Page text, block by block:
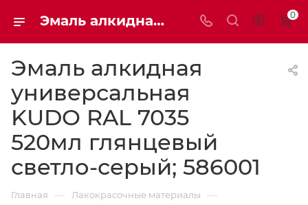
Эмаль алкидная универсальная KUDO RAL 7035 520мл 586001 глянцевый светло-серый | Мaxim-stroy 0
Эмаль алкидная
универсальная
KUDO RAL 7035
520мл глянцевый
светло-серый; 586001
Главная — Лакокрасочные материалы —